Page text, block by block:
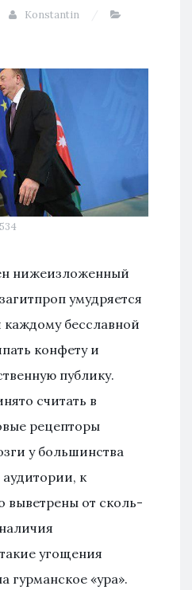
Konstantin
534
нижеизложенный
умудряется
каждому бесславной
конфету и
публику.
считать в
рецепторы
у большинства
к
выветрены от сколь-
угощения
гурманское «ура».